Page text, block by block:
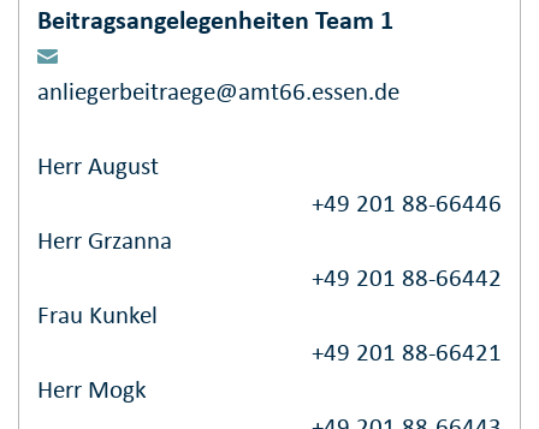
Beitragsangelegenheiten Team 1
anliegerbeitraege@amt66.essen.de
Herr August
+49 201 88-66446
Herr Grzanna
+49 201 88-66442
Frau Kunkel
+49 201 88-66421
Herr Mogk